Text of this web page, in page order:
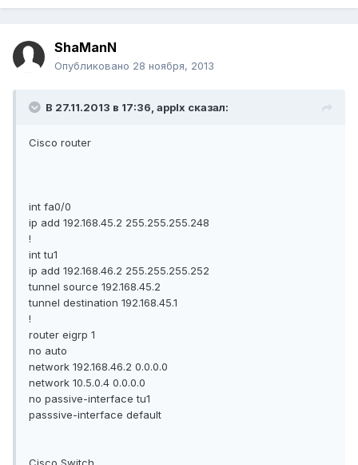
ShaManN
Опубликовано 28 ноября, 2013
В 27.11.2013 в 17:36, applx сказал:
Cisco router
int fa0/0
ip add 192.168.45.2 255.255.255.248
!
int tu1
ip add 192.168.46.2 255.255.255.252
tunnel source 192.168.45.2
tunnel destination 192.168.45.1
!
router eigrp 1
no auto
network 192.168.46.2 0.0.0.0
network 10.5.0.4 0.0.0.0
no passive-interface tu1
passsive-interface default